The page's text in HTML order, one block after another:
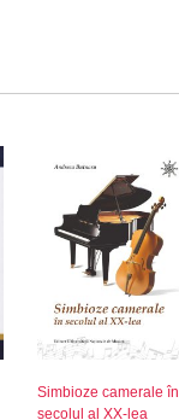
Simbioze camerale în
secolul al XX-lea